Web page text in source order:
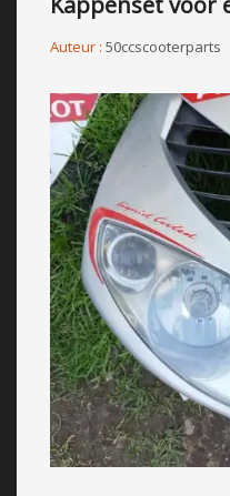
Auteur : 50ccscooterparts